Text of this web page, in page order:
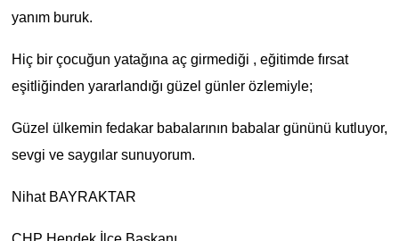
yanım buruk.
Hiç bir çocuğun yatağına aç girmediği , eğitimde fırsat
eşitliğinden yararlandığı güzel günler özlemiyle;
Güzel ülkemin fedakar babalarının babalar gününü kutluyor,
sevgi ve saygılar sunuyorum.
Nihat BAYRAKTAR